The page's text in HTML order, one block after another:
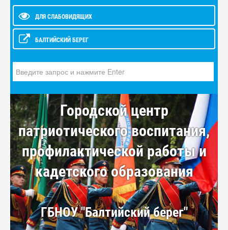
ДЛЯ СЛАБОВИДЯЩИХ
БАЛТИЙСКИЙ БЕРЕГ
Городской центр
патриотического воспитания,
профилактической работы и
кадетского образования
ГБНОУ "Балтийский берег"